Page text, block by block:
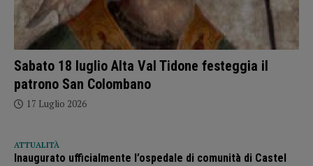
Sabato 18 luglio Alta Val Tidone festeggia il
patrono San Colombano
17 Luglio 2026
ATTUALITÀ
Inaugurato ufficialmente l’ospedale di comunità di Castel